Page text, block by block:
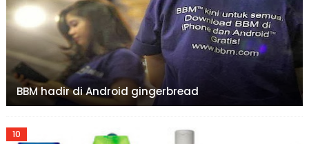
BBM hadir di Android gingerbread